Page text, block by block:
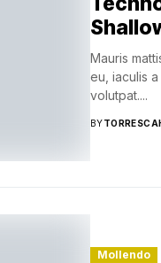
Mauris
eu, iaculis
volutpat....
BY
Mollendo